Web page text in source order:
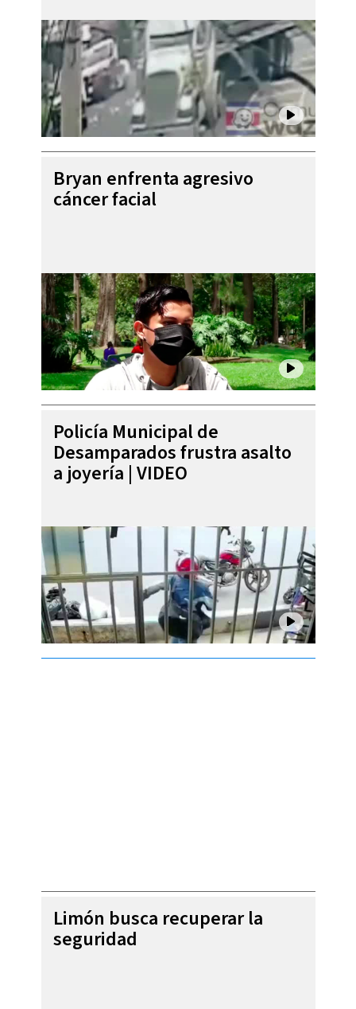
Bryan enfrenta agresivo
cáncer facial
Policía Municipal de
Desamparados frustra asalto
a joyería | VIDEO
Limón busca recuperar la
seguridad